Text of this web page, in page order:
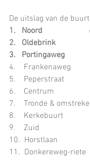
De uitslag van de
1.   Noord
2.   Oldebrink
3.   Portingaweg
4.    Frankenaweg
5.    Peperstraat
6.    Centrum
7.    Tronde &
8.    Kerkebuurt
9.    Zuid
10.  Horstlaan
11.  Donkereweg-riete